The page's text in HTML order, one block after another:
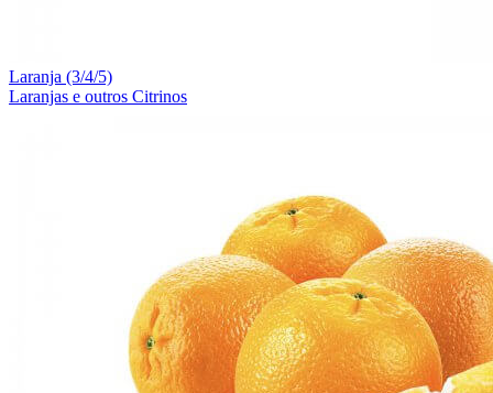
Laranja (3/4/5)
Laranjas e outros Citrinos